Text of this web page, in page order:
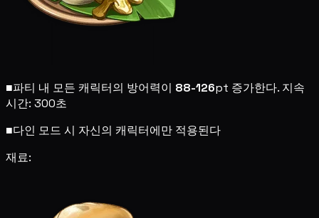
■파티 내 모든 캐릭터의 방어력이 88-126pt 증가한다. 지속
시간: 300초
■다인 모드 시 자신의 캐릭터에만 적용된다
재료: